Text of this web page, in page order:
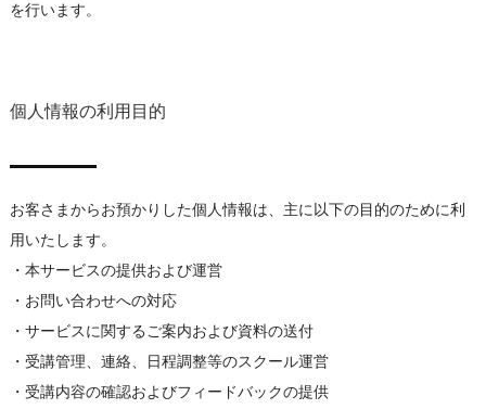
を行います。
個人情報の利用目的
お客さまからお預かりした個人情報は、主に以下の目的のために利
用いたします。
・本サービスの提供および運営
・お問い合わせへの対応
・サービスに関するご案内および資料の送付
・受講管理、連絡、日程調整等のスクール運営
・受講内容の確認およびフィードバックの提供